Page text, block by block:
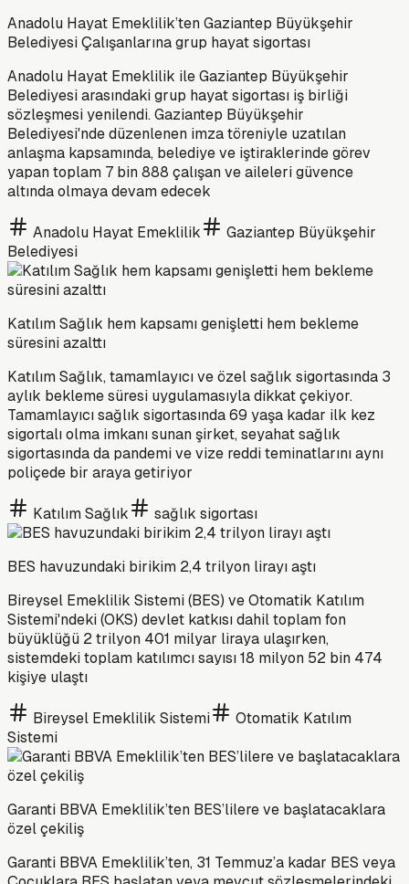
Anadolu Hayat Emeklilik’ten Gaziantep Büyükşehir
Belediyesi Çalışanlarına grup hayat sigortası
Anadolu Hayat Emeklilik ile Gaziantep Büyükşehir
Belediyesi arasındaki grup hayat sigortası iş birliği
sözleşmesi yenilendi. Gaziantep Büyükşehir
Belediyesi'nde düzenlenen imza töreniyle uzatılan
anlaşma kapsamında, belediye ve iştiraklerinde görev
yapan toplam 7 bin 888 çalışan ve aileleri güvence
altında olmaya devam edecek
Anadolu Hayat Emeklilik
Gaziantep Büyükşehir
Belediyesi
Katılım Sağlık hem kapsamı genişletti hem bekleme
süresini azalttı
Katılım Sağlık, tamamlayıcı ve özel sağlık sigortasında 3
aylık bekleme süresi uygulamasıyla dikkat çekiyor.
Tamamlayıcı sağlık sigortasında 69 yaşa kadar ilk kez
sigortalı olma imkanı sunan şirket, seyahat sağlık
sigortasında da pandemi ve vize reddi teminatlarını aynı
poliçede bir araya getiriyor
Katılım Sağlık sağlık sigortası
BES havuzundaki birikim 2,4 trilyon lirayı aştı
Bireysel Emeklilik Sistemi (BES) ve Otomatik Katılım
Sistemi'ndeki (OKS) devlet katkısı dahil toplam fon
büyüklüğü 2 trilyon 401 milyar liraya ulaşırken,
sistemdeki toplam katılımcı sayısı 18 milyon 52 bin 474
kişiye ulaştı
Bireysel Emeklilik Sistemi
Otomatik Katılım
Sistemi
Garanti BBVA Emeklilik’ten BES’lilere ve başlatacaklara
özel çekiliş
Garanti BBVA Emeklilik’ten, 31 Temmuz’a kadar BES veya